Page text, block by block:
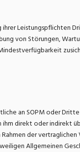
Leistungspflichten
von Störungen,
an SOPM oder
ihm direkt oder indirekt
der vertraglichen
Allgemeinen